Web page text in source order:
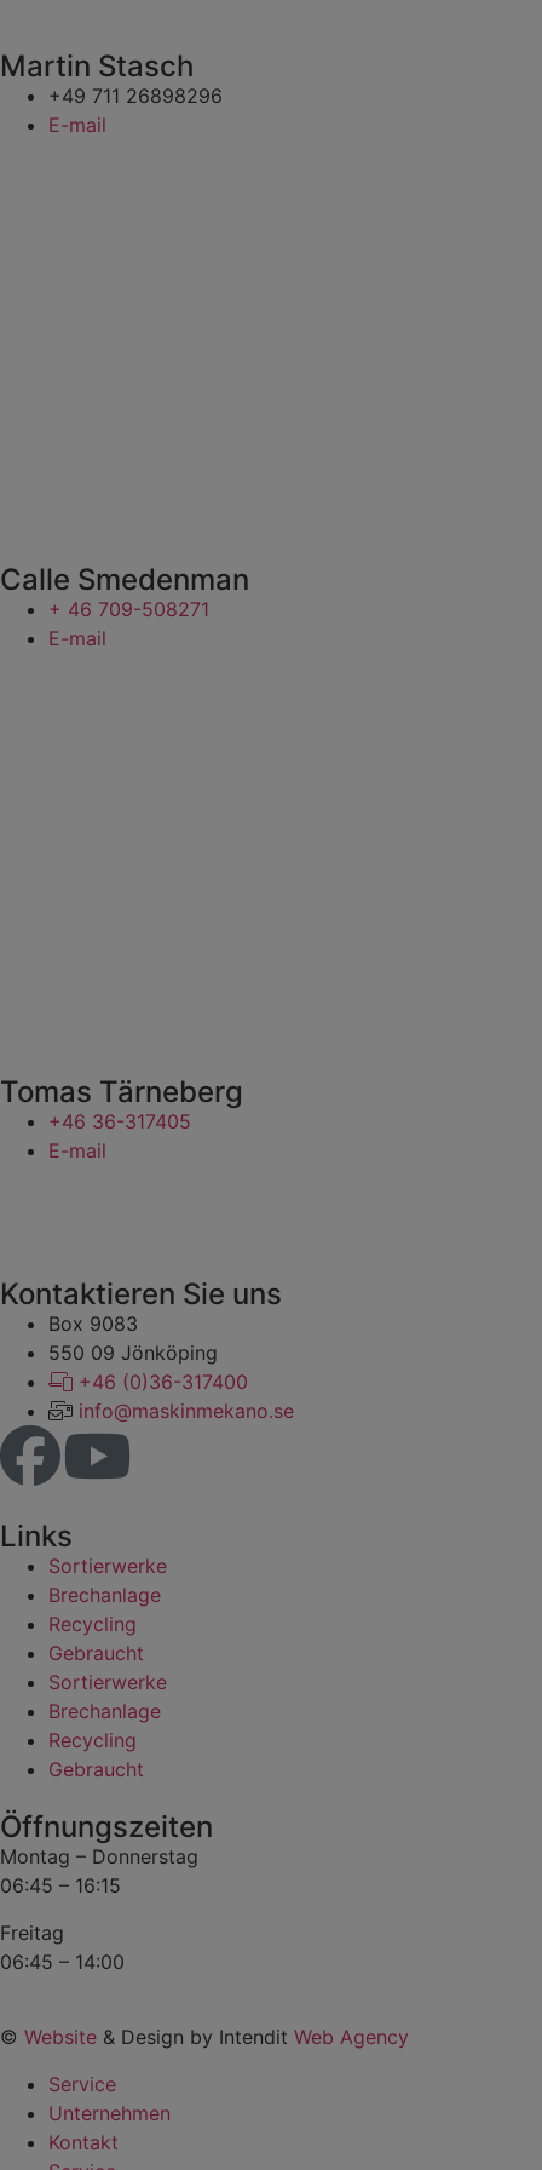
Martin Stasch
+49 711 26898296
E-mail
Calle Smedenman
+ 46 709-508271
E-mail
Tomas Tärneberg
+46 36-317405
E-mail
Kontaktieren Sie uns
Box 9083
​​​​​​​550 09 Jönköping
+46 (0)36-317400
info@maskinmekano.se
Links
Sortierwerke
Brechanlage
Recycling
Gebraucht
Sortierwerke
Brechanlage
Recycling
Gebraucht
Öffnungszeiten
Montag – Donnerstag
06:45 – 16:15
Freitag
06:45 – 14:00
© Website & Design by Intendit Web Agency
Service
Unternehmen
Kontakt